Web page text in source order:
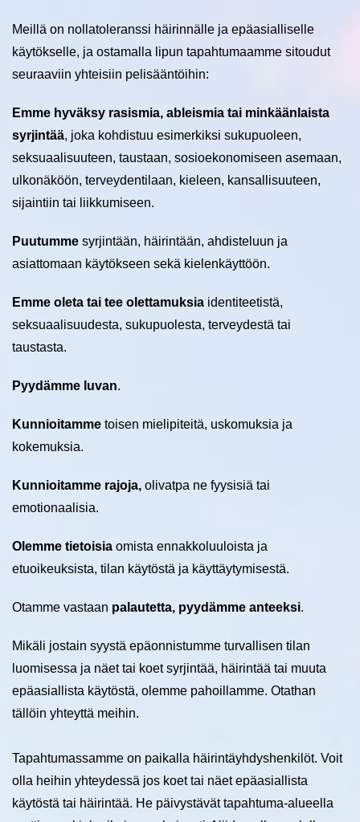
Meillä on nollatoleranssi häirinnälle ja epäasialliselle
käytökselle, ja ostamalla lipun tapahtumaamme sitoudut
seuraaviin yhteisiin pelisääntöihin:
Emme hyväksy rasismia, ableismia tai minkäänlaista
syrjintää, joka kohdistuu esimerkiksi sukupuoleen,
seksuaalisuuteen, taustaan, sosioekonomiseen asemaan,
ulkonäköön, terveydentilaan, kieleen, kansallisuuteen,
sijaintiin tai liikkumiseen.
Puutumme syrjintään, häirintään, ahdisteluun ja
asiattomaan käytökseen sekä kielenkäyttöön.
Emme oleta tai tee olettamuksia identiteetistä,
seksuaalisuudesta, sukupuolesta, terveydestä tai
taustasta.
Pyydämme luvan.
Kunnioitamme toisen mielipiteitä, uskomuksia ja
kokemuksia.
Kunnioitamme rajoja, olivatpa ne fyysisiä tai
emotionaalisia.
Olemme tietoisia omista ennakkoluuloista ja
etuoikeuksista, tilan käytöstä ja käyttäytymisestä.
Otamme vastaan palautetta, pyydämme anteeksi.
Mikäli jostain syystä epäonnistumme turvallisen tilan
luomisessa ja näet tai koet syrjintää, häirintää tai muuta
epäasiallista käytöstä, olemme pahoillamme. Otathan
tällöin yhteyttä meihin.
Tapahtumassamme on paikalla häirintäyhdyshenkilöt. Voit
olla heihin yhteydessä jos koet tai näet epäasiallista
käytöstä tai häirintää. He päivystävät tapahtuma-alueella